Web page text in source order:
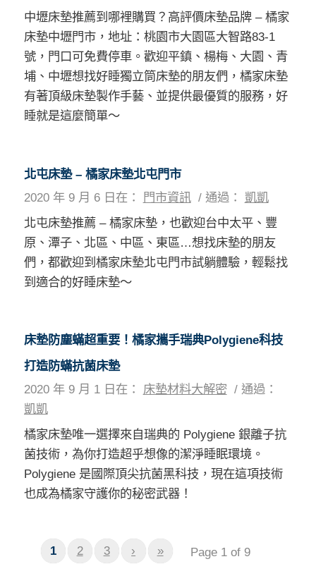
中壢床墊推薦到哪裡購買？高評價床墊品牌 – 橘家
床墊中壢門市，地址：桃園市大園區大智路83-1
號，門口可免費停車。歡迎平鎮、楊梅、大園、青
埔、中壢想找好睡獨立筒床墊的朋友們，橘家床墊
有著頂級床墊製作手藝、並提供最優質的服務，好
睡就是這麼簡單～
北屯床墊 – 橘家床墊北屯門市
2020 年 9 月 6 日 在： 門市資訊 / 通過： 凱凱
北屯床墊推薦 – 橘家床墊，也歡迎台中太平、豐
原、潭子、北區、中區、東區…想找床墊的朋友
們，都歡迎到橘家床墊北屯門市試躺體驗，輕鬆找
到適合的好睡床墊～
床墊防塵蟎超重要！橘家攜手瑞典Polygiene科技
打造防蟎抗菌床墊
2020 年 9 月 1 日 在： 床墊材料大解密 / 通過：
凱凱
橘家床墊唯一選擇來自瑞典的 Polygiene 銀離子抗
菌技術，為你打造超乎想像的潔淨睡眠環境。
Polygiene 是國際頂尖抗菌黑科技，現在這項技術
也成為橘家守護你的秘密武器！
Page 1 of 9
1 2 3 › »